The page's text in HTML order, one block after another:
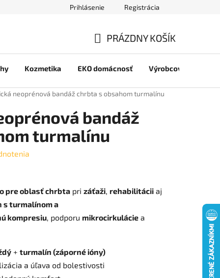
Prihlásenie Registrácia
KOŠÍK
PRÁZDNY KOŠÍK
Kozmetika EKO domácnosť Výrobcovia
neoprénová bandáž chrbta s obsahom turmalínu
bandáž
turmalínu
pre oblasť chrbta pri záťaži, rehabilitácii aj
s turmalínom a
kompresiu, podporu mikrocirkulácie a
+ turmalín (záporné ióny)
a úľava od bolestivosti